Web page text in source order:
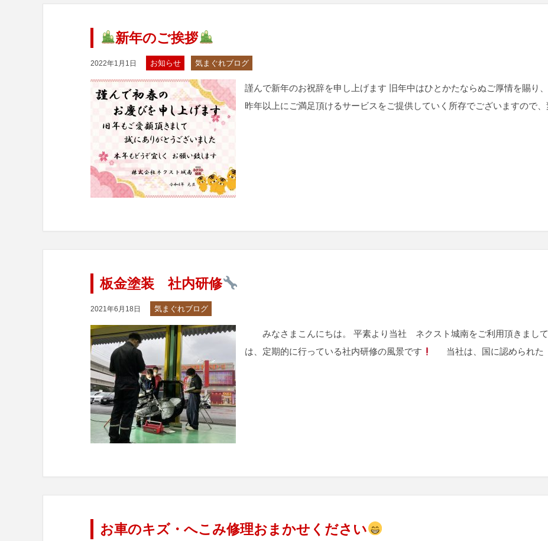
新年のご挨拶
2022年1月1日 お知らせ 気まぐれブログ
謹んで新年のお祝辞を申し上げます 旧年中はひとかたならぬご厚情を賜
昨年以上にご満足頂けるサービスをご提供していく所存でございますので
板金塗装 社内研修
2021年6月18日 気まぐれブログ
みなさまこんにちは。 平素より当社 ネクスト城南をご利用頂きまして
は、定期的に行っている社内研修の風景です
当社は、国に認められた
お車のキズ・へこみ修理おまかせください